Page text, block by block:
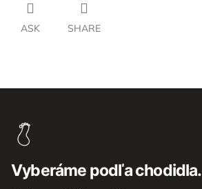
ASK SHARE
Vyberáme podľa chodidla.